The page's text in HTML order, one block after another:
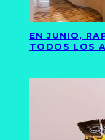
EN JUNIO,
TODOS LOS